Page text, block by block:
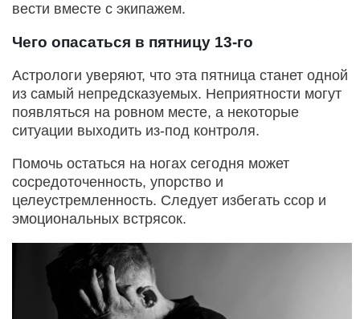
вести вместе с экипажем.
Чего опасаться в пятницу 13-го
Астрологи уверяют, что эта пятница станет одной
из самый непредсказуемых. Неприятности могут
появляться на ровном месте, а некоторые
ситуации выходить из-под контроля.
Помочь остаться на ногах сегодня может
сосредоточенность, упорство и
целеустремленность. Следует избегать ссор и
эмоциональных встрясок.